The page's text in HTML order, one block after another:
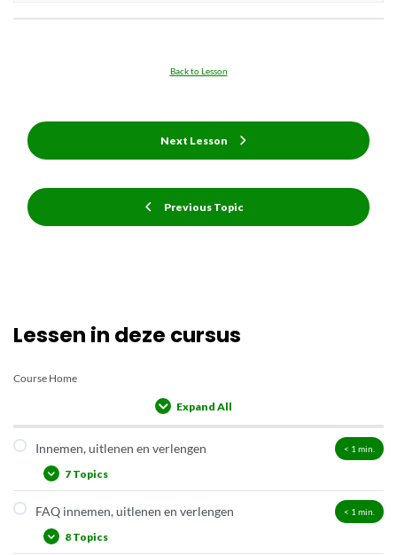
Previous Topic
Back to Lesson
Next Lesson
Lessen in deze cursus
Course Home
Expand All
Innemen, uitlenen en verlengen < 1 min.
7 Topics
Uitlenen
Innemen
FAQ innemen, uitlenen en verlengen < 1 min.
8 Topics